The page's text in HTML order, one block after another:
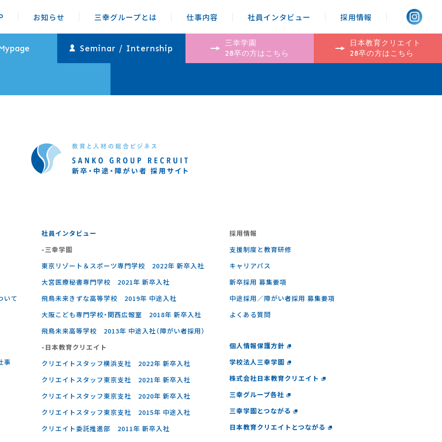
お知らせ 三幸グループとは 仕事内容 社員インタビュー 採用情報
Seminar / Internship
三幸学園
28卒の方はこちら
日本教育クリエイト
28卒の方はこちら
Seminar / Internship
いて
事
社員インタビュー
-三幸学園
東京リゾート＆スポーツ専門学校 2022年 新卒入社
大宮医療秘書専門学校 2021年 新卒入社
飛鳥未来きずな高等学校 2019年 中途入社
大阪こども専門学校・関西広報室 2018年 新卒入社
飛鳥未来高等学校 2013年 中途入社（障がい者採用）
-⽇本教育クリエイト
クリエイトスタッフ横浜支社 2022年 新卒入社
クリエイトスタッフ東京支社 2021年 新卒入社
クリエイトスタッフ東京支社 2020年 新卒入社
クリエイトスタッフ東京支社 2015年 中途入社
クリエイト委託推進部 2011年 新卒入社
採⽤情報
支援制度と教育研修
キャリアパス
新卒採用 募集要項
中途採用／障がい者採用 募集要項
よくある質問
個人情報保護方針
学校法人三幸学園
株式会社日本教育クリエイト
三幸グループ各社
三幸学園とつながる
日本教育クリエイトとつながる